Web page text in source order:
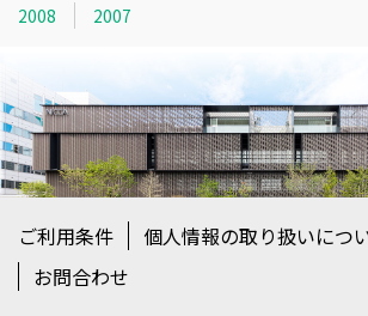
2008
2007
ご利用条件
個人情報の取り扱いにつ
お問合わせ